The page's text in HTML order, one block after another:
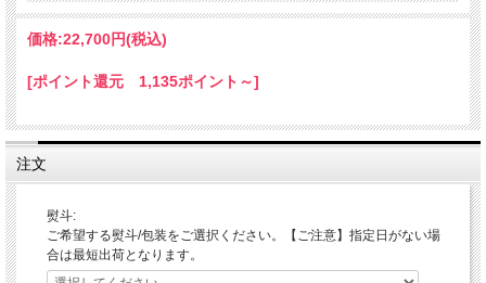
価格:22,700円(税込)
[ポイント還元 1,135ポイント～]
注文
熨斗:
ご希望する熨斗/包装をご選択ください。【ご注意】指定日がない場
合は最短出荷となります。